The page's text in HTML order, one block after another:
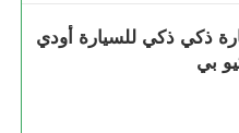
ذكي ذكي للسيارة أودي